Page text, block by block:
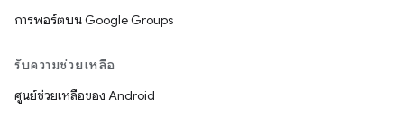
การพอร์ตบน Google Groups
รับความช่วยเหลือ
ศูนย์ช่วยเหลือของ Android